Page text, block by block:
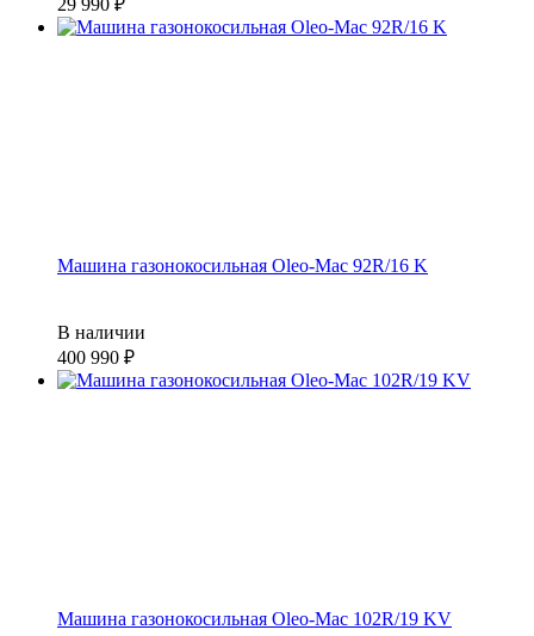
29 990
Машина газонокосильная Oleo-Mac 92R/16 K
В наличии
400 990
Машина газонокосильная Oleo-Mac 102R/19 KV